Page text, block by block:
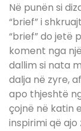
Në punën si
“brief” i
“brief” do jetë
koment nga
dallim si nata
dalja në zyre,
apo thjeshtë
çojnë në katin
inspirimi që ajo